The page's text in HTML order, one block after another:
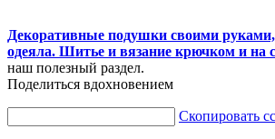
Декоративные подушки своими
одеяла. Шитье и вязание крючком и на
наш полезный раздел.
Поделиться вдохновением
Скопировать